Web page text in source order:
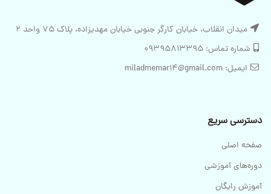
میدان انقلاب، خیابان کارگر جنوبی خیابان مهدیزاده، پلاک 75 واحد 2
شماره تماس: 09395813395
ایمیل: miladmemar14@gmail.com
دسترسی سریع
صفحه اصلی
دوره‌های آموزشی
آموزش رایگان